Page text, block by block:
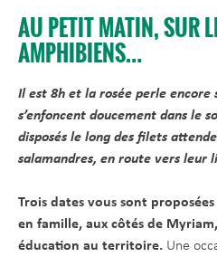
AU PETIT MATIN, SUR
AMPHIBIENS…
Il est 8h et la rosée perle encore
s’enfoncent doucement dans le
disposés le long des filets
salamandres, en route vers leur
Trois dates vous sont
en famille, aux côtés de
éducation au territoire. Une